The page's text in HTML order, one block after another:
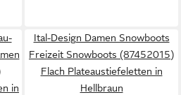
in
Ital-Design Damen Snowboots
Freizeit Snowboots (87452015)
Flach Plateaustiefeletten in
Hellbraun